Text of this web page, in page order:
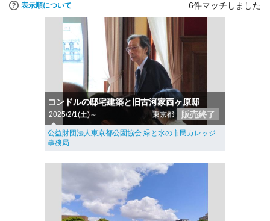
表示順について 6件マッチしました
コンドルの邸宅建築と旧古河家西ヶ原邸
2025/2/1(土)～ 東京都 販売終了
公益財団法人東京都公園協会 緑と水の市民カレッジ
事務局